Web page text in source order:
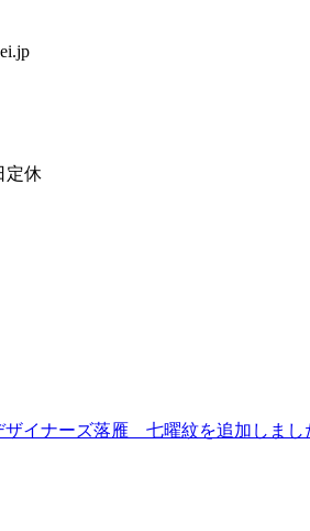
定休
イナーズ落雁 七曜紋を追加しまし